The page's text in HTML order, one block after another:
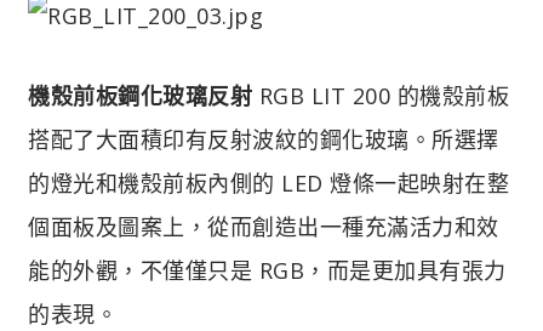
機殼前板鋼化玻璃反射 RGB LIT 200 的機殼前板
搭配了大面積印有反射波紋的鋼化玻璃。所選擇
的燈光和機殼前板內側的 LED 燈條一起映射在整
個面板及圖案上，從而創造出一種充滿活力和效
能的外觀，不僅僅只是 RGB，而是更加具有張力
的表現。